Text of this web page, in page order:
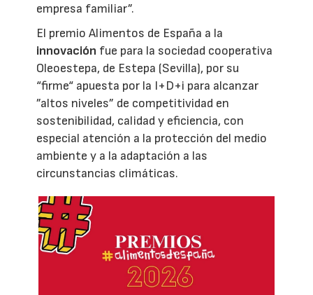
empresa familiar”.
El premio Alimentos de España a la
innovación fue para la sociedad cooperativa
Oleoestepa, de Estepa (Sevilla), por su
“firme“ apuesta por la I+D+i para alcanzar
”altos niveles” de competitividad en
sostenibilidad, calidad y eficiencia, con
especial atención a la protección del medio
ambiente y a la adaptación a las
circunstancias climáticas.